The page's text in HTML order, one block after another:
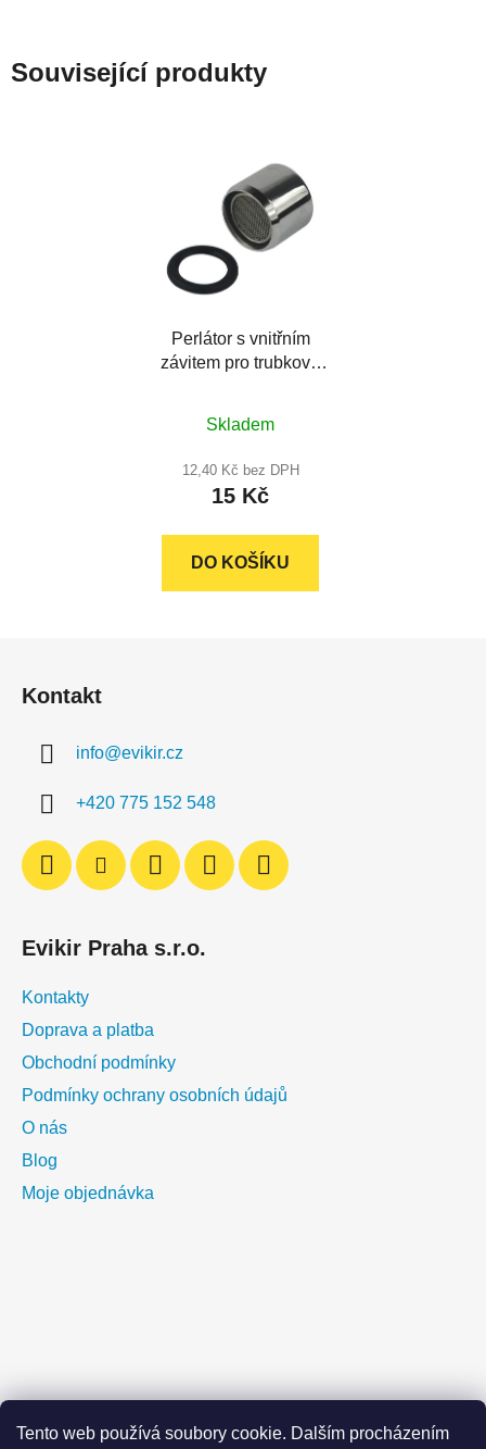
Tento web používá soubory cookie. Dalším procházením
Související produkty
Perlátor s vnitřním
závitem pro trubkové
Skladem
12,40 Kč bez DPH
15 Kč
DO KOŠÍKU
Kontakt
info@evikir.cz
+420 775 152 548
Evikir Praha s.r.o.
Kontakty
Doprava a platba
Obchodní podmínky
Podmínky ochrany osobních údajů
O nás
Blog
Moje objednávka